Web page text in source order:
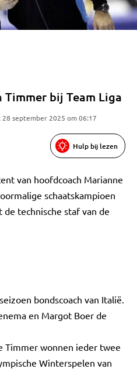
Timmer bij Team Liga
28 september 2025 om 06:17
Hulp bij lezen
van hoofdcoach Marianne
schaatskampioen
technische staf van de
bondscoach van Italië.
en Margot Boer de
Timmer wonnen ieder twee
Winterspelen van